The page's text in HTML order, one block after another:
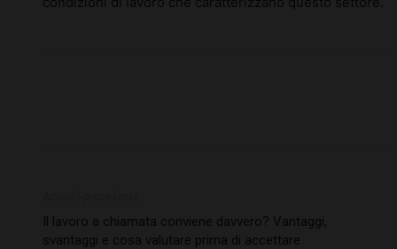
Il lavoro a chiamata conviene davvero? Vantaggi,
svantaggi e cosa valutare prima di accettare